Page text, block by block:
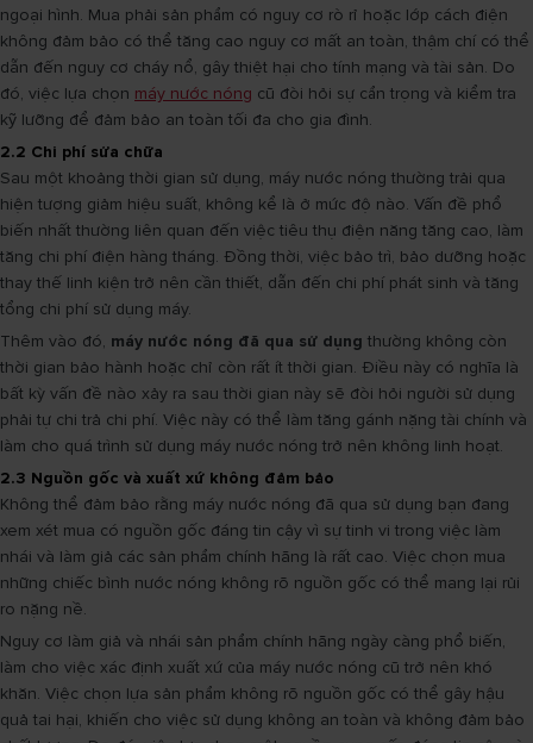
ngoại hình. Mua phải sản phẩm có nguy cơ rò rỉ hoặc lớp cách điện
không đảm bảo có thể tăng cao nguy cơ mất an toàn, thậm chí có thể
dẫn đến nguy cơ cháy nổ, gây thiệt hại cho tính mạng và tài sản. Do
đó, việc lựa chọn máy nước nóng cũ đòi hỏi sự cẩn trọng và kiểm tra
kỹ lưỡng để đảm bảo an toàn tối đa cho gia đình.
2.2 Chi phí sửa chữa
Sau một khoảng thời gian sử dụng, máy nước nóng thường trải qua
hiện tượng giảm hiệu suất, không kể là ở mức độ nào. Vấn đề phổ
biến nhất thường liên quan đến việc tiêu thụ điện năng tăng cao, làm
tăng chi phí điện hàng tháng. Đồng thời, việc bảo trì, bảo dưỡng hoặc
thay thế linh kiện trở nên cần thiết, dẫn đến chi phí phát sinh và tăng
tổng chi phí sử dụng máy.
Thêm vào đó, máy nước nóng đã qua sử dụng thường không còn
thời gian bảo hành hoặc chỉ còn rất ít thời gian. Điều này có nghĩa là
bất kỳ vấn đề nào xảy ra sau thời gian này sẽ đòi hỏi người sử dụng
phải tự chi trả chi phí. Việc này có thể làm tăng gánh nặng tài chính và
làm cho quá trình sử dụng máy nước nóng trở nên không linh hoạt.
2.3 Nguồn gốc và xuất xứ không đảm bảo
Không thể đảm bảo rằng máy nước nóng đã qua sử dụng bạn đang
xem xét mua có nguồn gốc đáng tin cậy vì sự tinh vi trong việc làm
nhái và làm giả các sản phẩm chính hãng là rất cao. Việc chọn mua
những chiếc bình nước nóng không rõ nguồn gốc có thể mang lại rủi
ro nặng nề.
Nguy cơ làm giả và nhái sản phẩm chính hãng ngày càng phổ biến,
làm cho việc xác định xuất xứ của máy nước nóng cũ trở nên khó
khăn. Việc chọn lựa sản phẩm không rõ nguồn gốc có thể gây hậu
quả tai hại, khiến cho việc sử dụng không an toàn và không đảm bảo